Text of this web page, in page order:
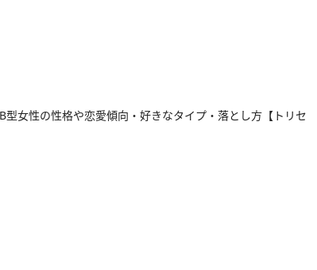
型女性の性格や恋愛傾向・好きなタイプ・落とし方【トリセ